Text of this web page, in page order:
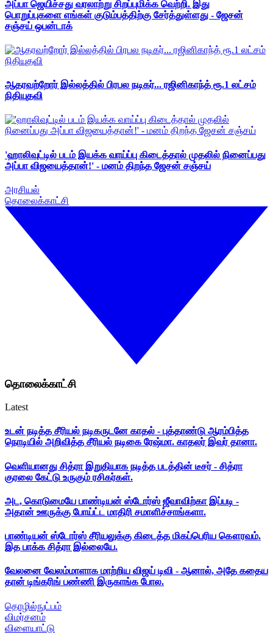
அப்பா ஜெயிச்சது வரலாற்று சிறப்புமிக்க வெற்றி. இது
பொறுப்புகளை எங்கள் குடும்பத்திற்கு சேர்த்துள்ளது - ஜேசன்
சஞ்சய் ஒபன்டாக்
ஆதரவற்றோர் இல்லத்தில் பிரபல நடிகர்... ரஜினிகாந்த் ரூ.1 லட்சம்
நிதியுதவி
'ஹாலிவுட்டில் படம் இயக்க வாய்ப்பு கிடைத்தால் முதலில் நினைப்பது
அப்பா விஜயைத்தான்!' - மனம் திறந்த ஜேசன் சஞ்சய்
அரசியல்
தொலைக்காட்சி
தொலைக்காட்சி
Latest
உடன் நடித்த சீரியல் நடிகருடனே காதல் - புத்தாண்டு ஆரம்பித்த
நொடியில் அறிவித்த சீரியல் நடிகை ரேஷ்மா. காதலர் இவர் தானா.
வெளியானது சித்ரா இறுதியாக நடித்த படத்தின் டீசர் - சித்ரா
குரலை கேட்டு உருகும் ரசிகர்கள்.
அட, கொடுமையே பாண்டியன் ஸ்டோர்ஸ் ஜீவாவிற்கா இப்படி -
அதான் ஊருக்கு போய்ட்ட மாதிரி சமாளிச்சாங்களா.
பாண்டியன் ஸ்டோர்ஸ் சீரியலுக்கு கிடைத்த மிகப்பெரிய கௌரவம்.
இத பாக்க சித்ரா இல்லையே.
வேலனை வேலம்மாளாக மாற்றிய விஜய் டிவி - ஆனால், அதே கதைய
தான் டிங்கரிங் பண்ணி இருகாங்க போல.
தொழில்நுட்பம்
விமர்சனம்
விளையாட்டு